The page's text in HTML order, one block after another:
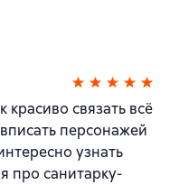
красиво связать всё
персонажей
узнать
про санитарку-